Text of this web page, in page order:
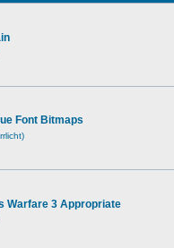
Font Bitmaps
Warfare 3 Appropriate